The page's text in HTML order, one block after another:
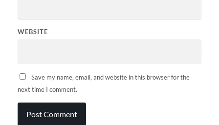
WEBSITE
Save my name, email, and website in this browser for the
next time I comment.